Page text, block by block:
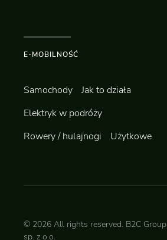
E-MOBILNOŚĆ
Samochody
Jak to działa
Elektryk w podróży
Rowery / hulajnogi
Użytkowe
© 2026 All rights reserved. B2C Group
sp. z o.o.